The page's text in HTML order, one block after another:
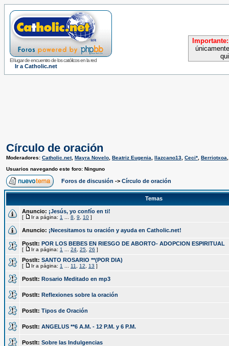
El lugar de encuentro de los católicos en la red
Ir a Catholic.net
Importante:
Círculo de oración
Moderadores: Catholic.net, Mayra Novelo Beatriz Eugenia llazcano13 Ceci* Berriotxoa
Usuarios navegando este foro: Ninguno
Foros de discusión -> Círculo de oración
Temas
Anuncio: ¡Jesús, yo confío en ti!
[ Ir a página: 1 8 9 10 ]
Anuncio: ¡Necesitamos tu oración y ayuda en Catholic.net!
PostIt: POR LOS BEBES EN RIESGO DE ABORTO- ADOPCION ESPIRITUAL
[ Ir a página: 1 24 25 26 ]
PostIt: SANTO ROSARIO **(POR DIA)
[ Ir a página: 1 11 12 13 ]
PostIt: Rosario Meditado en mp3
PostIt: Reflexiones sobre la oración
PostIt: Tipos de Oración
PostIt: ANGELUS **6 A.M. - 12 P.M. y 6 P.M.
PostIt: Sobre las Indulgencias